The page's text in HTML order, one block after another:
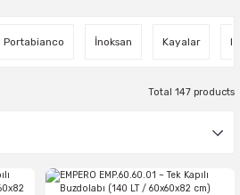
Portabianco İnoksan Kayalar
Total 147 products